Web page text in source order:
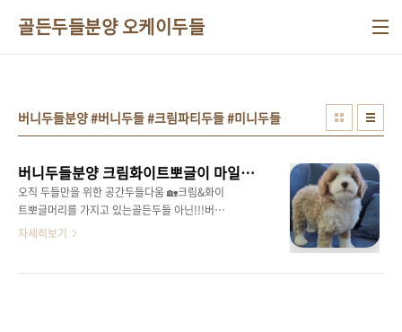
골든두들분양 오케이두들
버니두들분양 #버니두들 #크림파티두들 #미니두들
버니두들분양 크림화이트뽀글이 마일로왕자님
오직 두들만을 위한 공간두들다움 🏡크림&화이
트뽀글머리를 가지고 있는골든두들 아닌!!!버니
두들 마일로 왕자님 ❤양말까지 가지런히 잘 신
자세히보기